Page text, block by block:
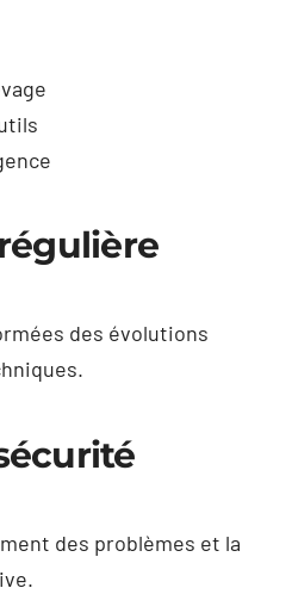
des évolutions
des problèmes et la